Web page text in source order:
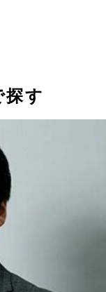
探す